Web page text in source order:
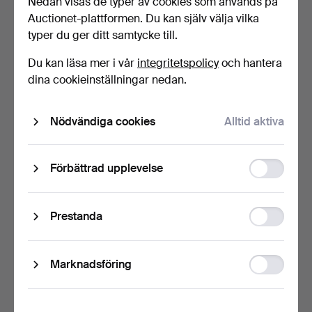
Dekor av nät i blått med små luftbubblor mot gultonad
fond, signerade ORREFORS KRAKA Nr 428 Sven
Palmqvist, höjd 9,5 och 6 cm, diameter 9 och 10 cm.
Konditionsrapport
Inga anmärkningar.
Konstnär/formgivare
Sven Palmqvist (1906–1984)
Auctionet-plattformen. Du kan själv välja vilka
typer du ger ditt samtycke till.
Du kan läsa mer i vår integritetspolicyoch hantera
dina cookieinställningar nedan.
Nödvändiga cookies Alltid aktiva
Förbättrad upplevelse
storage
Prestanda
storage
Marknadsföring
Ad
storage